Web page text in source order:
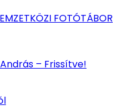
FOTÓTÁBOR
– Frissítve!